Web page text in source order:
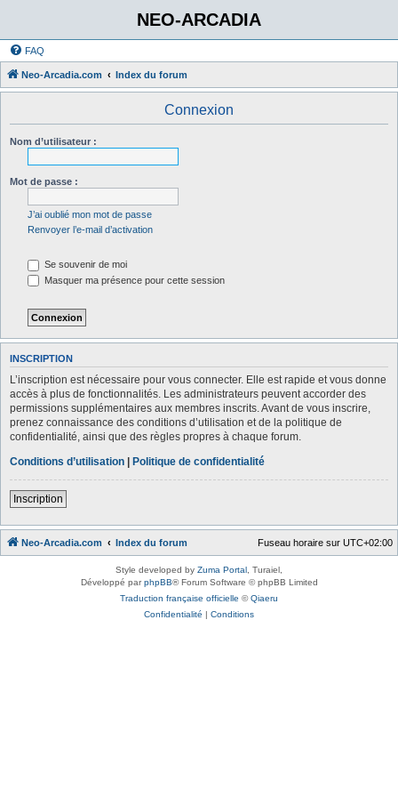
NEO-ARCADIA
FAQ
Neo-Arcadia.com Index du forum
Connexion
Nom d’utilisateur :
Mot de passe :
J’ai oublié mon mot de passe
Renvoyer l’e-mail d’activation
Se souvenir de moi
Masquer ma présence pour cette session
INSCRIPTION
L’inscription est nécessaire pour vous connecter. Elle est rapide et vous donne
accès à plus de fonctionnalités. Les administrateurs peuvent accorder des
permissions supplémentaires aux membres inscrits. Avant de vous inscrire,
prenez connaissance des conditions d’utilisation et de la politique de
confidentialité, ainsi que des règles propres à chaque forum.
Conditions d’utilisation | Politique de confidentialité
Inscription
Neo-Arcadia.com Index du forum Fuseau horaire sur UTC+02:00
Style developed by Zuma Portal , Turaiel,
Développé parphpBB® Forum Software © phpBB Limited
Traduction française officielle ©Qiaeru
Confidentialité | Conditions